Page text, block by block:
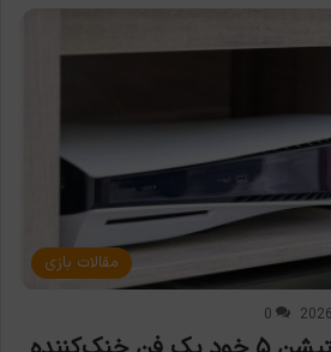
مقالات بازی
0